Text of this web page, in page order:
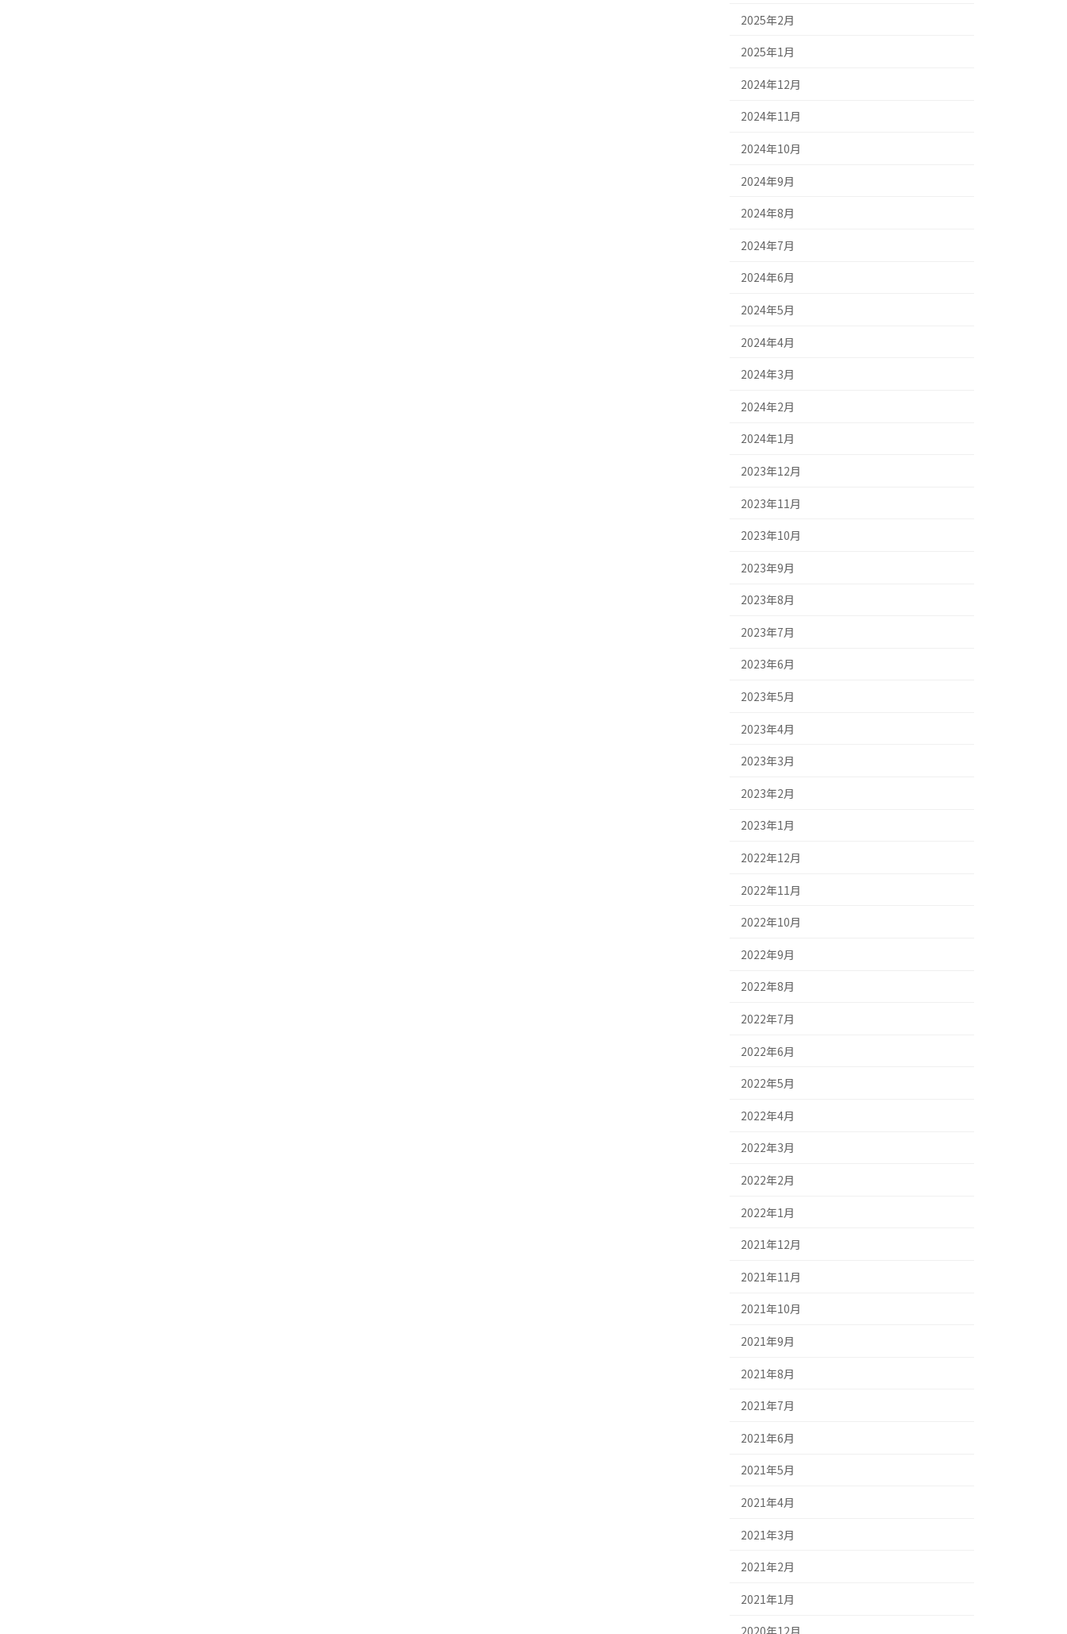
2025年2月
2025年1月
2024年12月
2024年11月
2024年10月
2024年9月
2024年8月
2024年7月
2024年6月
2024年5月
2024年4月
2024年3月
2024年2月
2024年1月
2023年12月
2023年11月
2023年10月
2023年9月
2023年8月
2023年7月
2023年6月
2023年5月
2023年4月
2023年3月
2023年2月
2023年1月
2022年12月
2022年11月
2022年10月
2022年9月
2022年8月
2022年7月
2022年6月
2022年5月
2022年4月
2022年3月
2022年2月
2022年1月
2021年12月
2021年11月
2021年10月
2021年9月
2021年8月
2021年7月
2021年6月
2021年5月
2021年4月
2021年3月
2021年2月
2021年1月